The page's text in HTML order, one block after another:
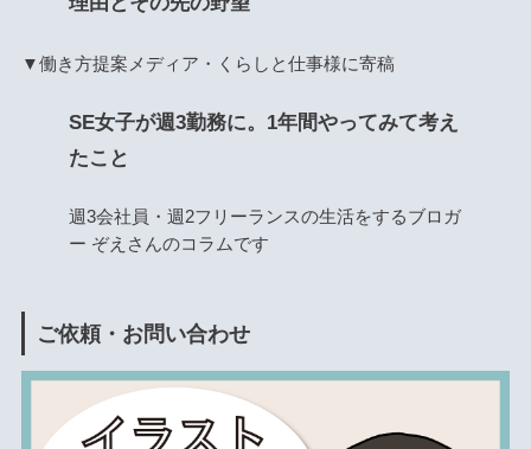
▼働き方提案メディア・くらしと仕事様に寄稿
SE女子が週3勤務に。1年間やってみて考え
たこと
週3会社員・週2フリーランスの生活をするブロガ
ー ぞえさんのコラムです
ご依頼・お問い合わせ